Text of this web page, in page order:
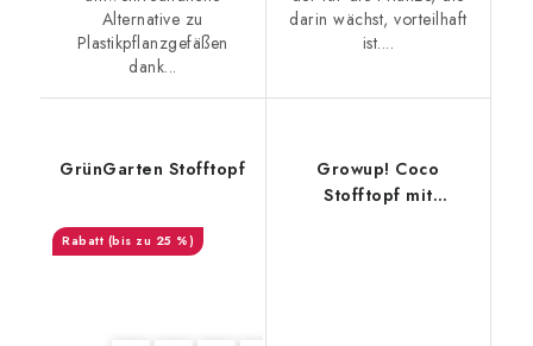
Alternative zu
Plastikpflanzgefäßen
dank...
darin wächst, vorteilhaft
ist....
GrünGarten Stofftopf
(bis zu 25 %)
Growup! Coco
Stofftopf mit